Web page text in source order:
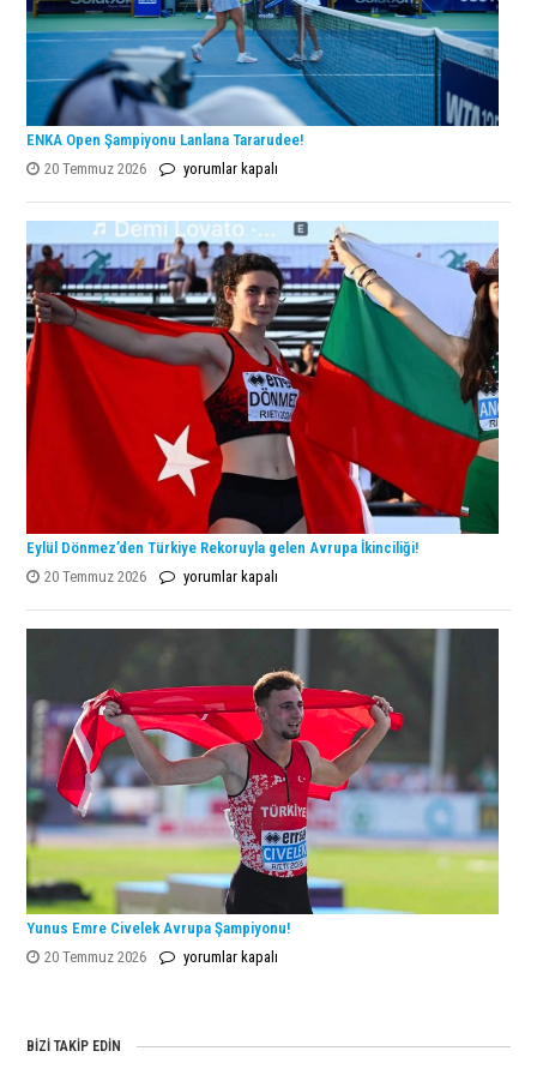
ENKA Open Şampiyonu Lanlana Tararudee!
20 Temmuz 2026
ENKA
Şampiyonu
Lanlana
Tararudee!
için
yorumlar kapalı
Eylül Dönmez’den Türkiye Rekoruyla gelen Avrupa İkinciliği!
20 Temmuz 2026
Eylül
Türkiye
gelen
Avrupa
İkinciliği!
yorumlar kapalı
Yunus Emre Civelek Avrupa Şampiyonu!
20 Temmuz 2026
Yunus
yorumlar kapalı
BIZI TAKIP EDIN